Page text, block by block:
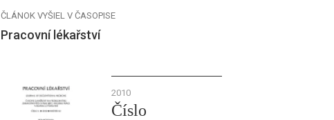
ČLÁNOK VYŠIEL V ČASOPISE
Pracovní lékařství
2010
Číslo